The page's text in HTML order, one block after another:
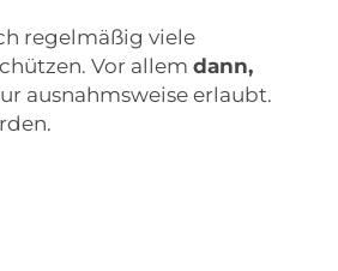
regelmäßig viele
Vor allem dann,
ausnahmsweise erlaubt.